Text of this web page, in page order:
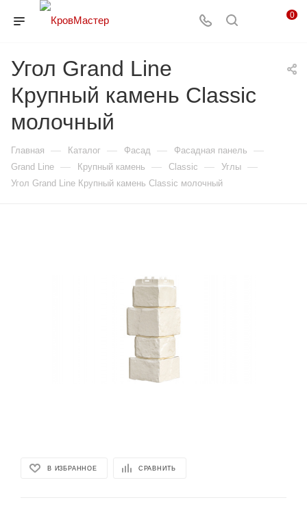
0
Угол Grand Line
Крупный камень Classic
молочный
Главная — Каталог — Фасад — Фасадная панель —
Grand Line — Крупный камень — Classic — Углы —
Угол Grand Line Крупный камень Classic молочный
В ИЗБРАННОЕ СРАВНИТЬ